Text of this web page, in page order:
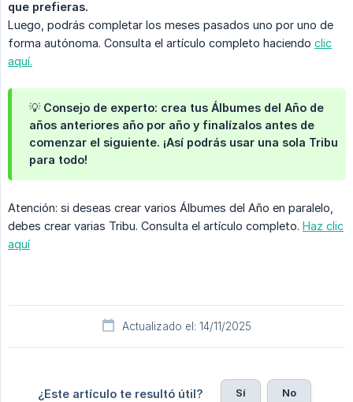
que prefieras.
Luego, podrás completar los meses pasados uno por uno de
forma autónoma. Consulta el artículo completo haciendo clic
aquí.
💡 Consejo de experto: crea tus Álbumes del Año de
años anteriores año por año y finalízalos antes de
comenzar el siguiente. ¡Así podrás usar una sola Tribu
para todo!
Atención: si deseas crear varios Álbumes del Año en paralelo,
debes crear varias Tribu. Consulta el artículo completo. Haz clic
aquí
Actualizado el: 14/11/2025
¿Este artículo te resultó útil? Sí No